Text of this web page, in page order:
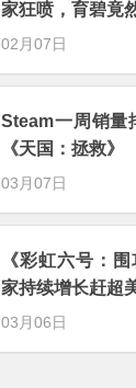
家狂喷，育碧竟
02月07日
Steam一周销量
《天国：拯救》
03月07日
《彩虹六号：
家持续增长赶超
03月06日